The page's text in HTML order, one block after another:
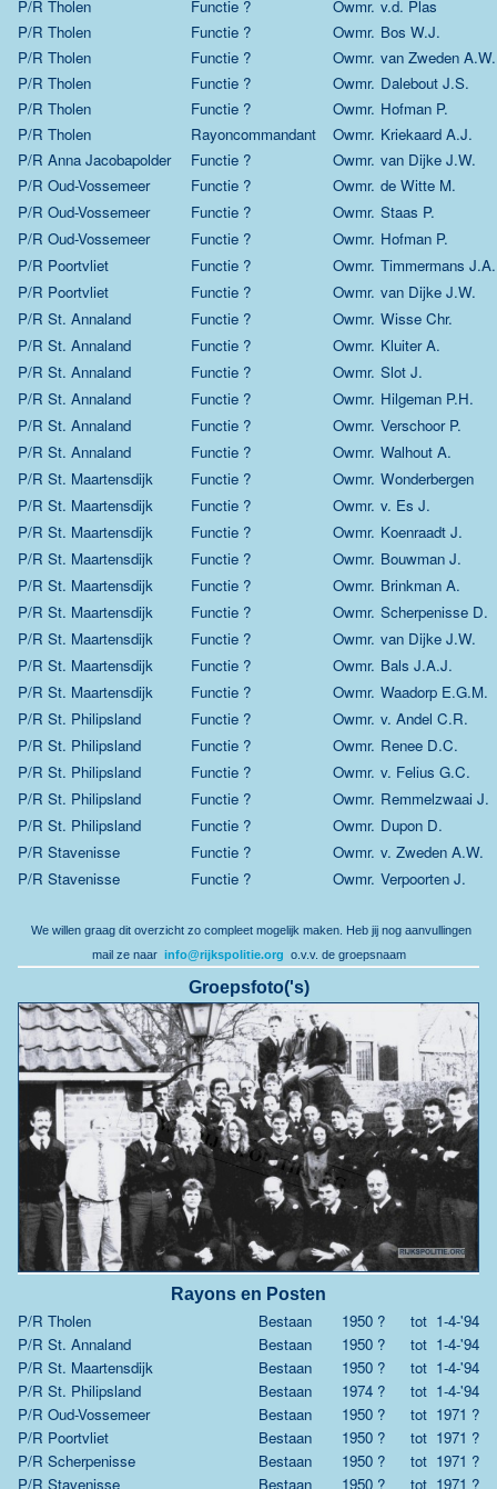
P/R Tholen
Functie ? Owmr. v.d. Plas
P/R Tholen
Functie ? Owmr. Bos W.J.
P/R Tholen
Functie ? Owmr. van Zweden A.W.
P/R Tholen
Functie ? Owmr. Dalebout J.S.
P/R Tholen
Functie ? Owmr. Hofman P.
P/R Tholen
Rayoncommandant Owmr. Kriekaard A.J.
P/R Anna Jacobapolder
Functie ? Owmr. van Dijke J.W.
P/R Oud-Vossemeer
Functie ? Owmr. de Witte M.
P/R Oud-Vossemeer
Functie ? Owmr. Staas P.
P/R Oud-Vossemeer
Functie ? Owmr. Hofman P.
P/R Poortvliet
Functie ? Owmr. Timmermans J.A.
P/R Poortvliet
Functie ? Owmr. van Dijke J.W.
P/R St. Annaland
Functie ? Owmr. Wisse Chr.
P/R St. Annaland
Functie ? Owmr. Kluiter A.
P/R St. Annaland
Functie ? Owmr. Slot J.
P/R St. Annaland
Functie ? Owmr. Hilgeman P.H.
P/R St. Annaland
Functie ? Owmr. Verschoor P.
P/R St. Annaland
Functie ? Owmr. Walhout A.
P/R St. Maartensdijk
Functie ? Owmr. Wonderbergen
P/R St. Maartensdijk
Functie ? Owmr. v. Es J.
P/R St. Maartensdijk
Functie ? Owmr. Koenraadt J.
P/R St. Maartensdijk
Functie ? Owmr. Bouwman J.
P/R St. Maartensdijk
Functie ? Owmr. Brinkman A.
P/R St. Maartensdijk
Functie ? Owmr. Scherpenisse D.
P/R St. Maartensdijk
Functie ? Owmr. van Dijke J.W.
P/R St. Maartensdijk
Functie ? Owmr. Bals J.A.J.
P/R St. Maartensdijk
Functie ? Owmr. Waadorp E.G.M.
P/R St. Philipsland
Functie ? Owmr. v. Andel C.R.
P/R St. Philipsland
Functie ? Owmr. Renee D.C.
P/R St. Philipsland
Functie ? Owmr. v. Felius G.C.
P/R St. Philipsland
Functie ? Owmr. Remmelzwaai J.
P/R St. Philipsland
Functie ? Owmr. Dupon D.
P/R Stavenisse
Functie ? Owmr. v. Zweden A.W.
P/R Stavenisse
Functie ? Owmr. Verpoorten J.
We willen graag dit overzicht zo compleet mogelijk maken. Heb jij nog aanvullingen
mail ze naar info@rijkspolitie.org o.v.v. de groepsnaam
Groepsfoto('s)
Rayons en Posten
P/R Tholen Bestaan 1950 ? tot 1-4-'94
P/R St. Annaland
Bestaan 1950 ? tot 1-4-'94
P/R St. Maartensdijk
Bestaan 1950 ? tot 1-4-'94
P/R St. Philipsland
Bestaan 1974 ? tot 1-4-'94
P/R Oud-Vossemeer
Bestaan 1950 ? tot 1971 ?
P/R Poortvliet
Bestaan 1950 ? tot 1971 ?
P/R Scherpenisse
Bestaan 1950 ? tot 1971 ?
P/R Stavenisse
Bestaan 1950 ? tot 1971 ?